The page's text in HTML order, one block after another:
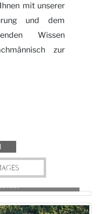
mit unserer
und dem
Wissen
zur